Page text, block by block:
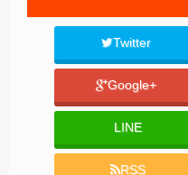
Twitter
Google+
LINE
RSS